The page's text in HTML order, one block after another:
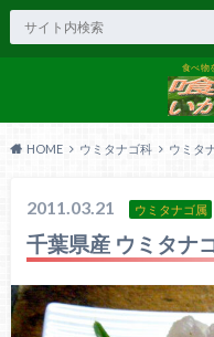
食べ物
HOME ウミタナゴ科 ウミタ
2011.03.21 ウミタナゴ属
千葉県産 ウミタナ